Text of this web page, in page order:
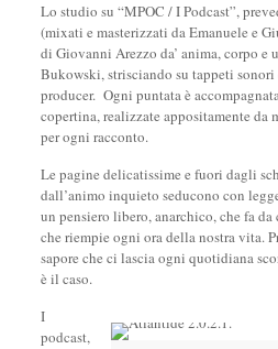
Lo studio su “MPOC / I Podcast”,
(mixati e masterizzati da Emanuele e
di Giovanni Arezzo da’ anima, corpo e
Bukowski, strisciando su tappeti
producer. Ogni puntata è
copertina, realizzate appositamente
per ogni racconto.
Le pagine delicatissime e fuori dagli
dall’animo inquieto seducono con
un pensiero libero, anarchico, che fa
che riempie ogni ora della nostra vita.
sapore che ci lascia ogni quotidiana
è il caso.
I
podcast,